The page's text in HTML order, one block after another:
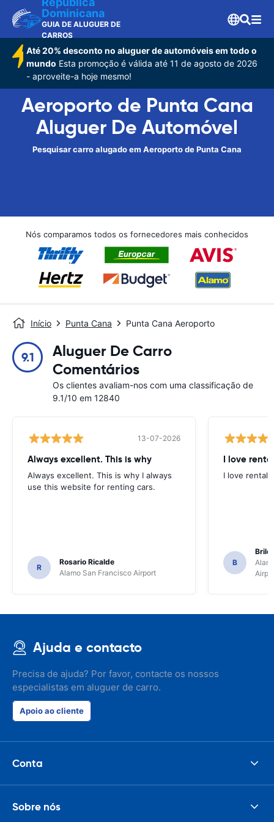
Dominicana
GUIA DE ALUGUER DE
CARROS
Até 20% desconto no aluguer de automóveis em todo o
mundo Esta promoção é válida até 11 de agosto de 2026
- aproveite-a hoje mesmo!
Aeroporto de Punta Cana
Aluguer De Automóvel
Pesquisar carro alugado em Aeroporto de Punta Cana
Nós comparamos todos os fornecedores mais conhecidos
Início Punta Cana Punta Cana Aeroporto
9.1
Aluguer De Carro
Comentários
Os clientes avaliam-nos com uma classificação de
9.1/10 em 12840
13-07-2026
Always excellent. This is why
Always excellent. This is why I always
use this website for renting cars.
R
Rosario Ricalde
Alamo San Francisco Airport
I love
I love rental
B
Ajuda e contacto
Precisa de ajuda? Por favor, contacte os nossos
especialistas em aluguer de carro.
Apoio ao cliente
Conta
Sobre nós